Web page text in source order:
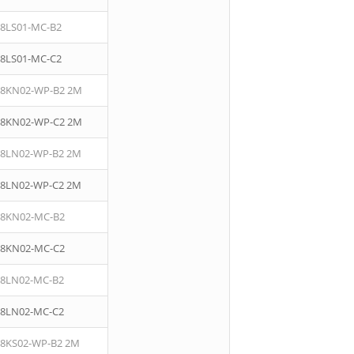
MC-B2
MC-C2
WP-B2 2M
WP-C2 2M
WP-B2 2M
WP-C2 2M
MC-B2
MC-C2
MC-B2
MC-C2
WP-B2 2M